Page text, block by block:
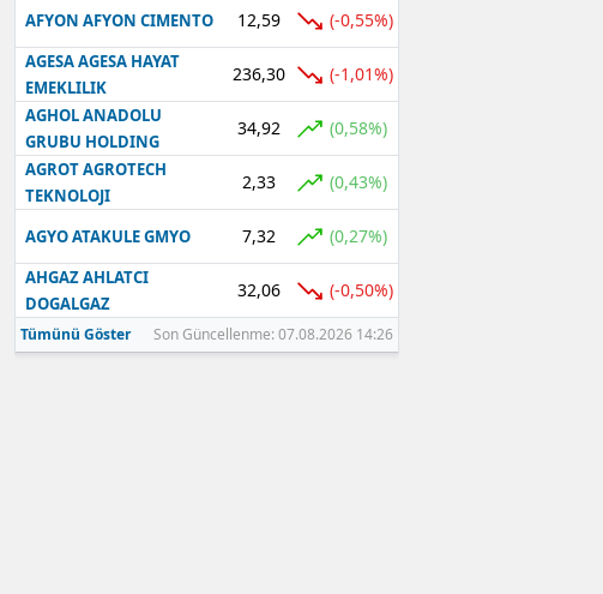
AFYON AFYON CIMENTO 12,59 (-0,55%)
AGESA AGESA HAYAT
EMEKLILIK
236,30 (-1,01%)
AGHOL ANADOLU
GRUBU HOLDING
34,92 (0,58%)
AGROT AGROTECH
TEKNOLOJI
2,33 (0,43%)
AGYO ATAKULE GMYO 7,32 (0,27%)
AHGAZ AHLATCI
DOGALGAZ
32,06 (-0,50%)
Tümünü Göster Son Güncellenme: 07.08.2026 14:26